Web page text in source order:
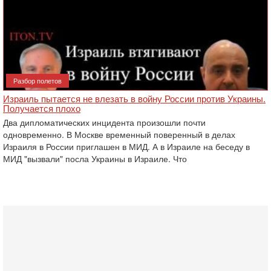
Разбор полетов
Израиль пытается не влезать в войну России против Украины.
Получается плохо
Два дипломатических инцидента произошли почти
одновременно. В Москве временный поверенный в делах
Израиля в России приглашен в МИД. А в Израиле на беседу в
МИД "вызвали" посла Украины в Израиле. Что